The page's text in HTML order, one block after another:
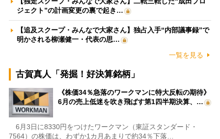
ジェクト”の計画変更の裏で起き…
【追及スクープ・みんなで大家さん】独占入手“内部議事録”で
明かされる柳瀬健一・代表の思…
一覧を見る
古賀真人「発掘！好決算銘柄」
《株価34％急落のワークマンに特大反転の期待》
6月の売上低迷を吹き飛ばす第1四半期決算、…
6月3日に8330円をつけたワークマン（東証スタンダード・
7564）の株価は、わずか1カ月あまりで約34％下落…